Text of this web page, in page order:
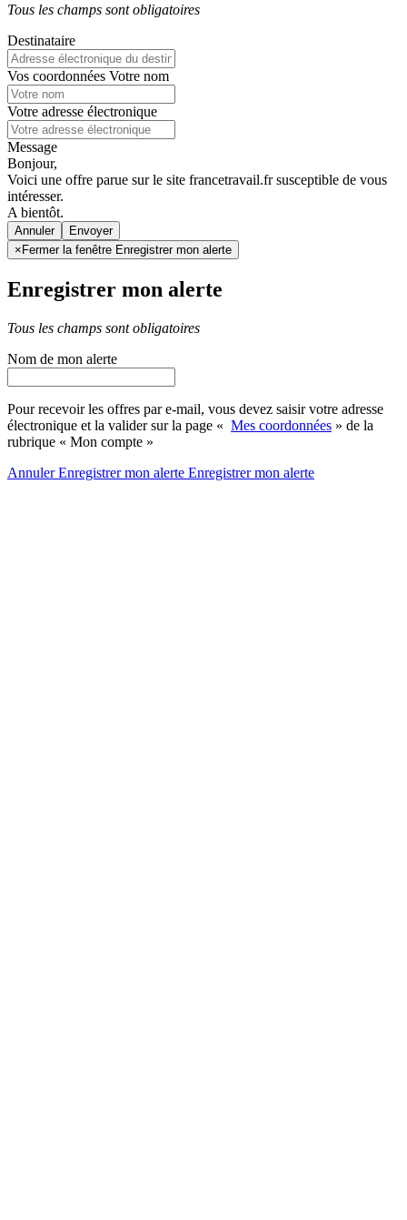
Tous les champs sont obligatoires
Destinataire
Vos coordonnées Votre nom
Votre adresse électronique
Message
Bonjour,
Voici une offre parue sur le site francetravail.fr susceptible de vous
intéresser.
A bientôt.
Annuler
× Fermer la fenêtre Enregistrer mon alerte
Enregistrer mon alerte
Tous les champs sont obligatoires
Nom de mon alerte
Pour recevoir les offres par e-mail, vous devez saisir votre adresse
électronique et la valider sur la page « Mes coordonnées » de la
rubrique « Mon compte »
AnnulerEnregistrer mon alerte Enregistrermon alerte